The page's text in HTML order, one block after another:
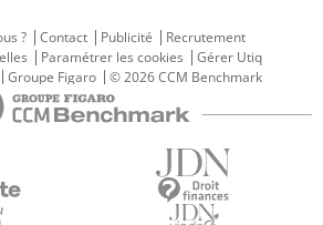
?
Contact Publicité
Recrutement
Paramétrer les cookies
Gérer Utiq
Groupe Figaro © 2026 CCM Benchmark